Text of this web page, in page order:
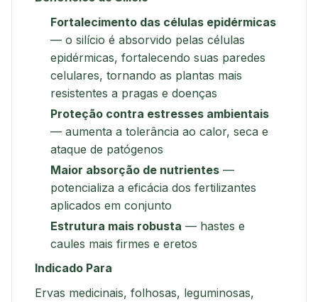
Fortalecimento das células epidérmicas
— o silício é absorvido pelas células
epidérmicas, fortalecendo suas paredes
celulares, tornando as plantas mais
resistentes a pragas e doenças
Proteção contra estresses ambientais
— aumenta a tolerância ao calor, seca e
ataque de patógenos
Maior absorção de nutrientes —
potencializa a eficácia dos fertilizantes
aplicados em conjunto
Estrutura mais robusta — hastes e
caules mais firmes e eretos
Indicado Para
Ervas medicinais, folhosas, leguminosas,